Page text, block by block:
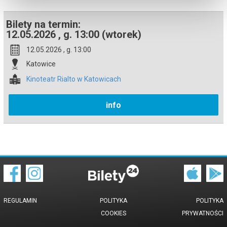
Bilety na termin:
12.05.2026 , g. 13:00 (wtorek)
12.05.2026 , g. 13:00
Katowice
Kinoteatr Rialto w Katowicach
info
REGULAMIN
POLITYKA
PRYWATNOŚCI
POLITYKA
COOKIES